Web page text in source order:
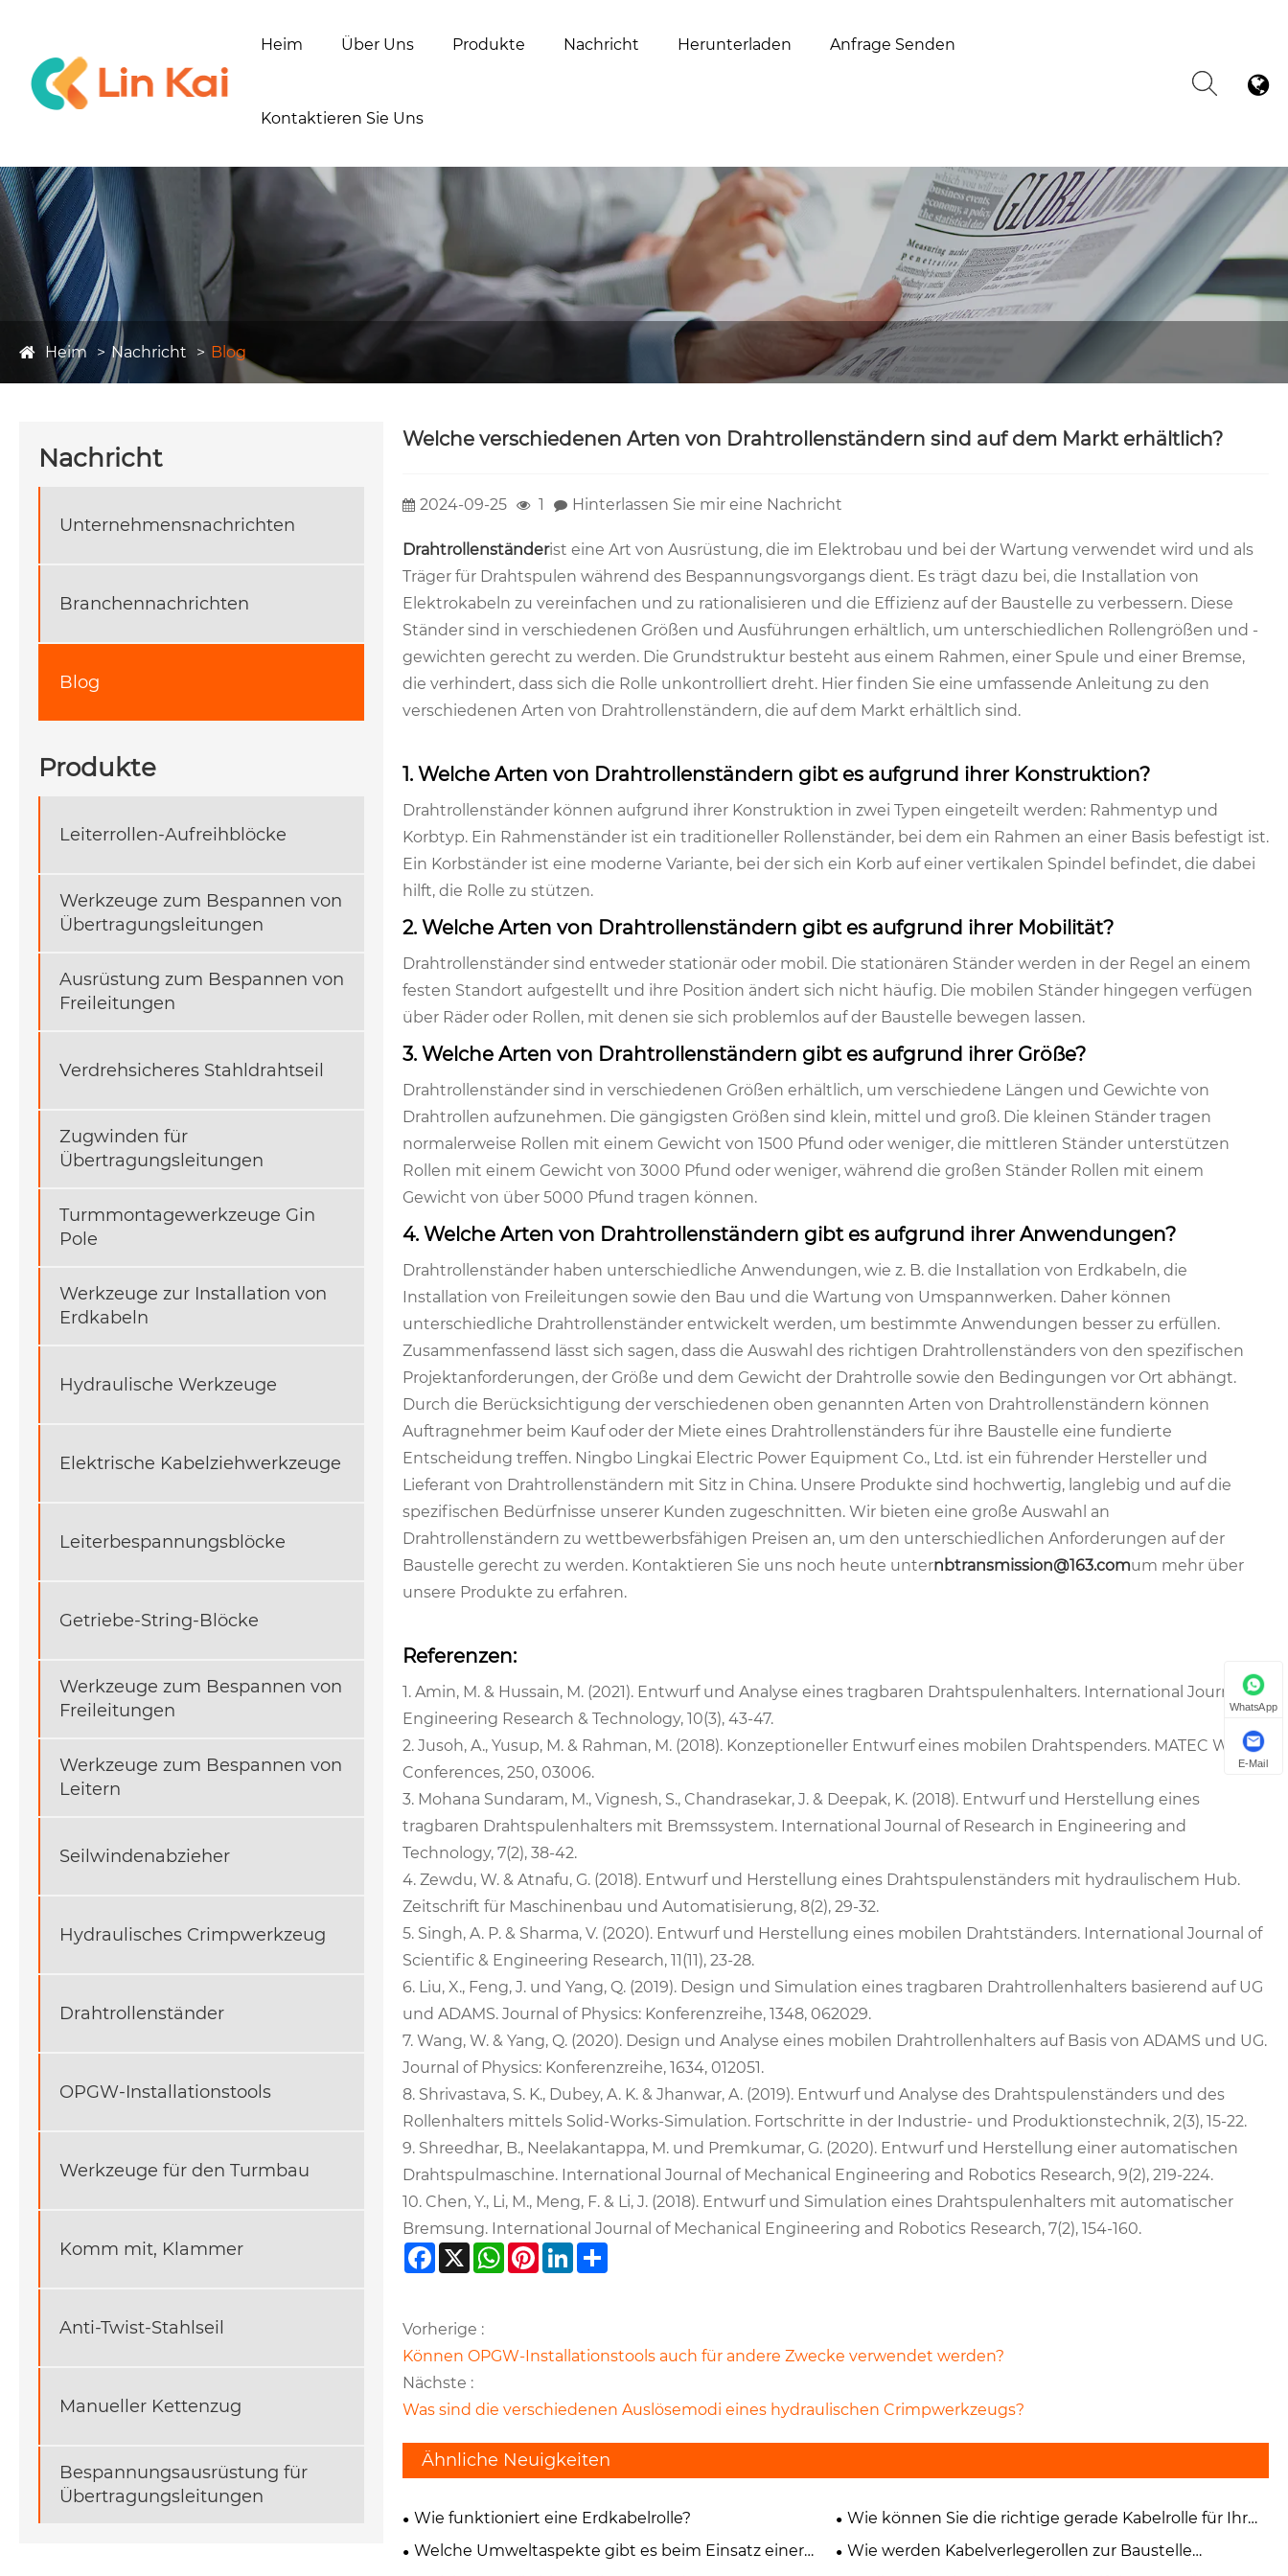
Heim Über Uns Produkte Nachricht Herunterladen Anfrage Senden
Kontaktieren Sie Uns
Heim Nachricht Blog
Nachricht
Unternehmensnachrichten
Branchennachrichten
Blog
Produkte
Leiterrollen-Aufreihblöcke
Werkzeuge zum Bespannen von
Übertragungsleitungen
Ausrüstung zum Bespannen von
Freileitungen
Verdrehsicheres Stahldrahtseil
Zugwinden für
Übertragungsleitungen
Turmmontagewerkzeuge Gin
Pole
Werkzeuge zur Installation von
Erdkabeln
Hydraulische Werkzeuge
Elektrische Kabelziehwerkzeuge
Leiterbespannungsblöcke
Getriebe-String-Blöcke
Werkzeuge zum Bespannen von
Freileitungen
Werkzeuge zum Bespannen von
Leitern
Seilwindenabzieher
Hydraulisches Crimpwerkzeug
Drahtrollenständer
OPGW-Installationstools
Werkzeuge für den Turmbau
Komm mit, Klammer
Anti-Twist-Stahlseil
Manueller Kettenzug
Bespannungsausrüstung für
Übertragungsleitungen
Welche verschiedenen Arten von Drahtrollenständern sind auf dem Markt erhältlich?
2024-09-25 1 Hinterlassen Sie mir eine Nachricht
Drahtrollenständerist eine Art von Ausrüstung, die im Elektrobau und bei der Wartung verwendet wird und als
Träger für Drahtspulen während des Bespannungsvorgangs dient. Es trägt dazu bei, die Installation von
Elektrokabeln zu vereinfachen und zu rationalisieren und die Effizienz auf der Baustelle zu verbessern. Diese
Ständer sind in verschiedenen Größen und Ausführungen erhältlich, um unterschiedlichen Rollengrößen und -
gewichten gerecht zu werden. Die Grundstruktur besteht aus einem Rahmen, einer Spule und einer Bremse,
die verhindert, dass sich die Rolle unkontrolliert dreht. Hier finden Sie eine umfassende Anleitung zu den
verschiedenen Arten von Drahtrollenständern, die auf dem Markt erhältlich sind.
1. Welche Arten von Drahtrollenständern gibt es aufgrund ihrer Konstruktion?
Drahtrollenständer können aufgrund ihrer Konstruktion in zwei Typen eingeteilt werden: Rahmentyp und
Korbtyp. Ein Rahmenständer ist ein traditioneller Rollenständer, bei dem ein Rahmen an einer Basis befestigt ist.
Ein Korbständer ist eine moderne Variante, bei der sich ein Korb auf einer vertikalen Spindel befindet, die dabei
hilft, die Rolle zu stützen.
2. Welche Arten von Drahtrollenständern gibt es aufgrund ihrer Mobilität?
Drahtrollenständer sind entweder stationär oder mobil. Die stationären Ständer werden in der Regel an einem
festen Standort aufgestellt und ihre Position ändert sich nicht häufig. Die mobilen Ständer hingegen verfügen
über Räder oder Rollen, mit denen sie sich problemlos auf der Baustelle bewegen lassen.
3. Welche Arten von Drahtrollenständern gibt es aufgrund ihrer Größe?
Drahtrollenständer sind in verschiedenen Größen erhältlich, um verschiedene Längen und Gewichte von
Drahtrollen aufzunehmen. Die gängigsten Größen sind klein, mittel und groß. Die kleinen Ständer tragen
normalerweise Rollen mit einem Gewicht von 1500 Pfund oder weniger, die mittleren Ständer unterstützen
Rollen mit einem Gewicht von 3000 Pfund oder weniger, während die großen Ständer Rollen mit einem
Gewicht von über 5000 Pfund tragen können.
4. Welche Arten von Drahtrollenständern gibt es aufgrund ihrer Anwendungen?
Drahtrollenständer haben unterschiedliche Anwendungen, wie z. B. die Installation von Erdkabeln, die
Installation von Freileitungen sowie den Bau und die Wartung von Umspannwerken. Daher können
unterschiedliche Drahtrollenständer entwickelt werden, um bestimmte Anwendungen besser zu erfüllen.
Zusammenfassend lässt sich sagen, dass die Auswahl des richtigen Drahtrollenständers von den spezifischen
Projektanforderungen, der Größe und dem Gewicht der Drahtrolle sowie den Bedingungen vor Ort abhängt.
Durch die Berücksichtigung der verschiedenen oben genannten Arten von Drahtrollenständern können
Auftragnehmer beim Kauf oder der Miete eines Drahtrollenständers für ihre Baustelle eine fundierte
Entscheidung treffen. Ningbo Lingkai Electric Power Equipment Co., Ltd. ist ein führender Hersteller und
Lieferant von Drahtrollenständern mit Sitz in China. Unsere Produkte sind hochwertig, langlebig und auf die
spezifischen Bedürfnisse unserer Kunden zugeschnitten. Wir bieten eine große Auswahl an
Drahtrollenständern zu wettbewerbsfähigen Preisen an, um den unterschiedlichen Anforderungen auf der
Baustelle gerecht zu werden. Kontaktieren Sie uns noch heute unternbtransmission@163.comum mehr über
unsere Produkte zu erfahren.
Referenzen:
1. Amin, M. & Hussain, M. (2021). Entwurf und Analyse eines tragbaren Drahtspulenhalters. International Journal of
Engineering Research & Technology, 10(3), 43-47.
2. Jusoh, A., Yusup, M. & Rahman, M. (2018). Konzeptioneller Entwurf eines mobilen Drahtspenders. MATEC Web of
Conferences, 250, 03006.
3. Mohana Sundaram, M., Vignesh, S., Chandrasekar, J. & Deepak, K. (2018). Entwurf und Herstellung eines
tragbaren Drahtspulenhalters mit Bremssystem. International Journal of Research in Engineering and
Technology, 7(2), 38-42.
4. Zewdu, W. & Atnafu, G. (2018). Entwurf und Herstellung eines Drahtspulenständers mit hydraulischem Hub.
Zeitschrift für Maschinenbau und Automatisierung, 8(2), 29-32.
5. Singh, A. P. & Sharma, V. (2020). Entwurf und Herstellung eines mobilen Drahtständers. International Journal of
Scientific & Engineering Research, 11(11), 23-28.
6. Liu, X., Feng, J. und Yang, Q. (2019). Design und Simulation eines tragbaren Drahtrollenhalters basierend auf UG
und ADAMS. Journal of Physics: Konferenzreihe, 1348, 062029.
7. Wang, W. & Yang, Q. (2020). Design und Analyse eines mobilen Drahtrollenhalters auf Basis von ADAMS und UG.
Journal of Physics: Konferenzreihe, 1634, 012051.
8. Shrivastava, S. K., Dubey, A. K. & Jhanwar, A. (2019). Entwurf und Analyse des Drahtspulenständers und des
Rollenhalters mittels Solid-Works-Simulation. Fortschritte in der Industrie- und Produktionstechnik, 2(3), 15-22.
9. Shreedhar, B., Neelakantappa, M. und Premkumar, G. (2020). Entwurf und Herstellung einer automatischen
Drahtspulmaschine. International Journal of Mechanical Engineering and Robotics Research, 9(2), 219-224.
10. Chen, Y., Li, M., Meng, F. & Li, J. (2018). Entwurf und Simulation eines Drahtspulenhalters mit automatischer
Bremsung. International Journal of Mechanical Engineering and Robotics Research, 7(2), 154-160.
Facebook
X WhatsApp
PinterestLinkedIn
Vorherige :
Können OPGW-Installationstools auch für andere Zwecke verwendet werden?
Nächste :
Was sind die verschiedenen Auslösemodi eines hydraulischen Crimpwerkzeugs?
Ähnliche Neuigkeiten
Wie funktioniert eine Erdkabelrolle?
Wie können Sie die richtige gerade Kabelrolle für Ihr
Projekt auswählen?
Welche Umweltaspekte gibt es beim Einsatz einer
Wie werden Kabelverlegerollen zur Baustelle
WhatsApp
E-Mail